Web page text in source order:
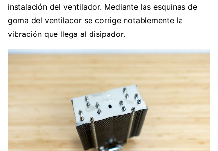
instalación del ventilador. Mediante las esquinas de
goma del ventilador se corrige notablemente la
vibración que llega al disipador.